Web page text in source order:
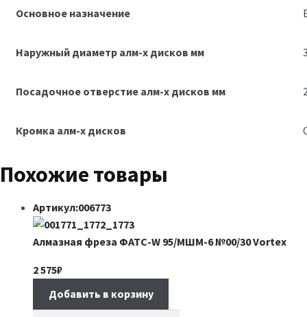
Основное назначение
Наружный диаметр алм-х дисков мм
Посадочное отверстие алм-х дисков мм
Кромка алм-х дисков
Похожие товары
Артикул:006773
Алмазная фреза ФАТС-W 95/МШМ-6 №00/30 Vortex
2 575₽
Добавить в корзину